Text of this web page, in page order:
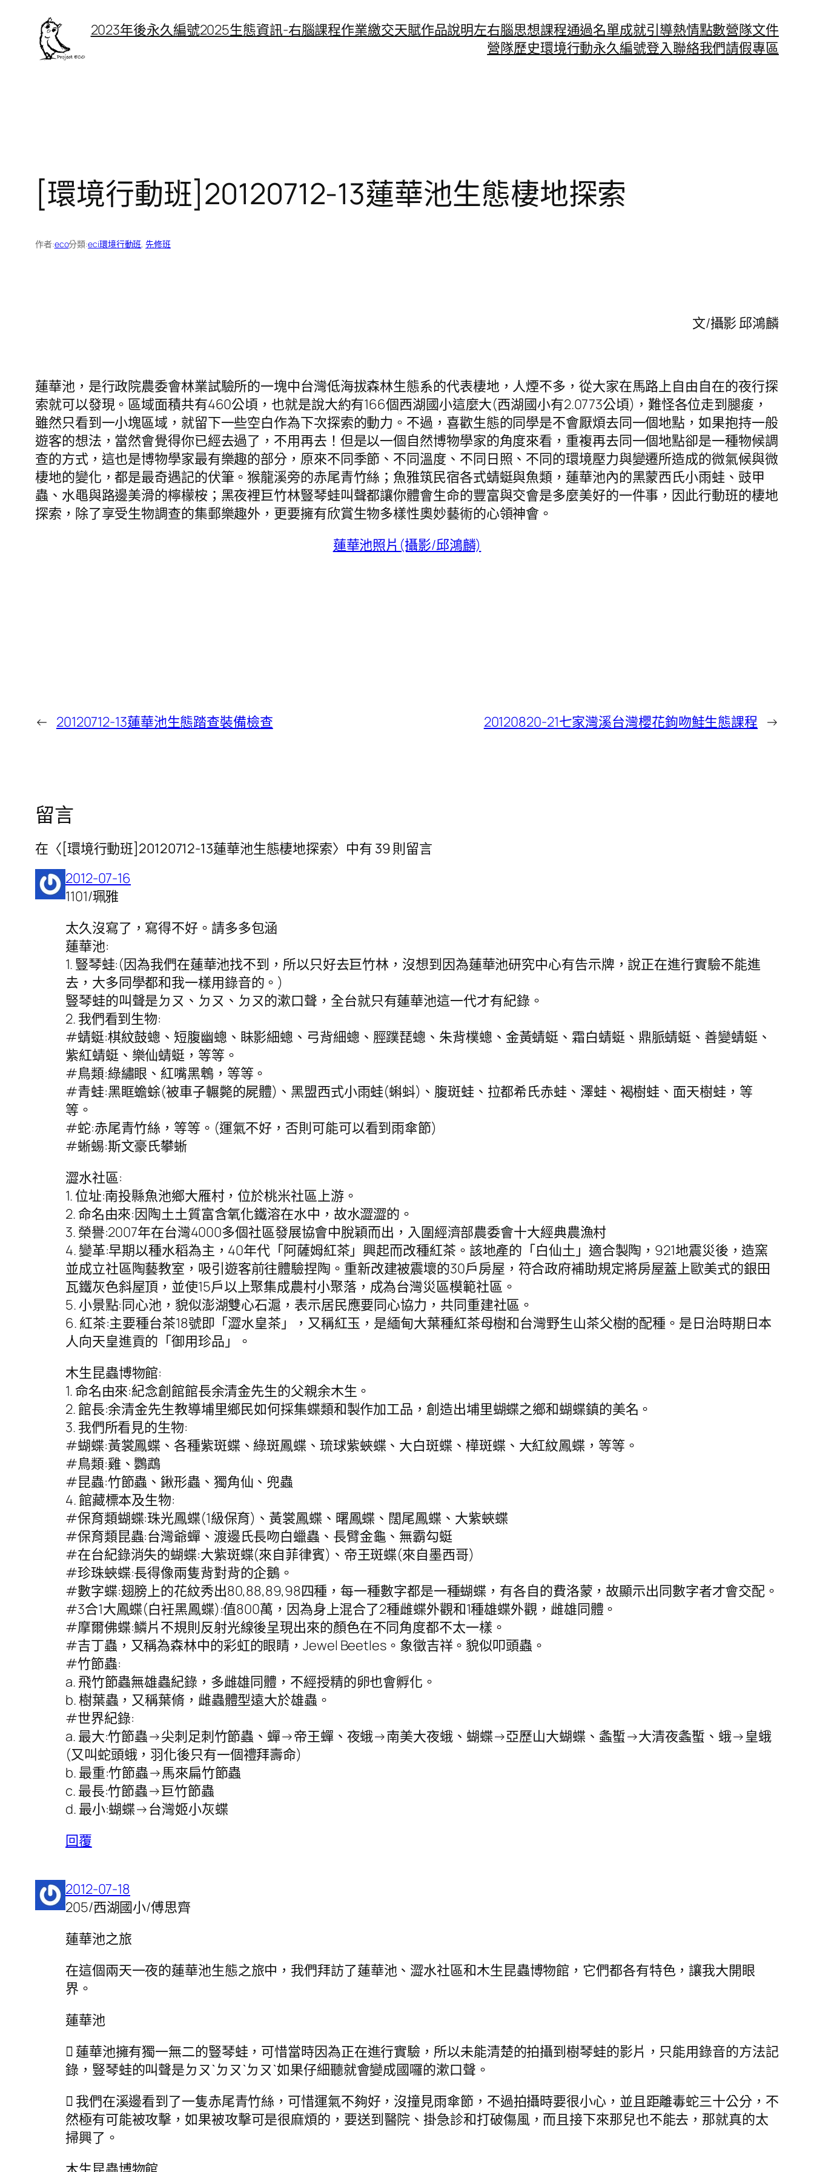
2023年後永久編號2025生態資訊-右腦課程作業繳交天賦作品說明左右腦思想課程通過名單成就引導熱情點數營隊文件
營隊歷史環境行動永久編號登入聯絡我們請假專區
[環境行動班]20120712-13蓮華池生態棲地探索
作者:eco分類:eci環境行動班, 先修班
文/攝影 邱鴻麟
蓮華池，是行政院農委會林業試驗所的一塊中台灣低海拔森林生態系的代表棲地，人煙不多，從大家在馬路上自由自在的夜行探
索就可以發現。區域面積共有460公頃，也就是說大約有166個西湖國小這麼大(西湖國小有2.0773公頃)，難怪各位走到腿痠，
雖然只看到一小塊區域，就留下一些空白作為下次探索的動力。不過，喜歡生態的同學是不會厭煩去同一個地點，如果抱持一般
遊客的想法，當然會覺得你已經去過了，不用再去！但是以一個自然博物學家的角度來看，重複再去同一個地點卻是一種物候調
查的方式，這也是博物學家最有樂趣的部分，原來不同季節、不同溫度、不同日照、不同的環境壓力與變遷所造成的微氣候與微
棲地的變化，都是最奇遇記的伏筆。猴龍溪旁的赤尾青竹絲；魚雅筑民宿各式蜻蜓與魚類，蓮華池內的黑蒙西氏小雨蛙、豉甲
蟲、水黽與路邊美滑的檸檬桉；黑夜裡巨竹林豎琴蛙叫聲都讓你體會生命的豐富與交會是多麼美好的一件事，因此行動班的棲地
探索，除了享受生物調查的集郵樂趣外，更要擁有欣賞生物多樣性奧妙藝術的心領神會。
蓮華池照片(攝影/邱鴻麟)
← 20120712-13蓮華池生態踏查裝備檢查 20120820-21七家灣溪台灣櫻花鉤吻鮭生態課程 →
留言
在〈[環境行動班]20120712-13蓮華池生態棲地探索〉中有 39 則留言
2012-07-16
1101/珮雅
太久沒寫了，寫得不好。請多多包涵
蓮華池:
1. 豎琴蛙:(因為我們在蓮華池找不到，所以只好去巨竹林，沒想到因為蓮華池研究中心有告示牌，說正在進行實驗不能進
去，大多同學都和我一樣用錄音的。)
豎琴蛙的叫聲是ㄉㄡ、ㄉㄡ、ㄉㄡ的漱口聲，全台就只有蓮華池這一代才有紀錄。
2. 我們看到生物:
#蜻蜓:棋紋鼓蟌、短腹幽蟌、眛影細蟌、弓背細蟌、脛蹼琵蟌、朱背樸蟌、金黃蜻蜓、霜白蜻蜓、鼎脈蜻蜓、善變蜻蜓、
紫紅蜻蜓、樂仙蜻蜓，等等。
#鳥類:綠繡眼、紅嘴黑鵯，等等。
#青蛙:黑眶蟾蜍(被車子輾斃的屍體)、黑盟西式小雨蛙(蝌蚪)、腹斑蛙、拉都希氏赤蛙、澤蛙、褐樹蛙、面天樹蛙，等
等。
#蛇:赤尾青竹絲，等等。(運氣不好，否則可能可以看到雨傘節)
#蜥蜴:斯文豪氏攀蜥
澀水社區:
1. 位址:南投縣魚池鄉大雁村，位於桃米社區上游。
2. 命名由來:因陶土土質富含氧化鐵溶在水中，故水澀澀的。
3. 榮譽:2007年在台灣4000多個社區發展協會中脫穎而出，入圍經濟部農委會十大經典農漁村
4. 變革:早期以種水稻為主，40年代「阿薩姆紅茶」興起而改種紅茶。該地產的「白仙土」適合製陶，921地震災後，造窯
並成立社區陶藝教室，吸引遊客前往體驗捏陶。重新改建被震壞的30戶房屋，符合政府補助規定將房屋蓋上歐美式的銀田
瓦鐵灰色斜屋頂，並使15戶以上聚集成農村小聚落，成為台灣災區模範社區。
5. 小景點:同心池，貌似澎湖雙心石滬，表示居民應要同心協力，共同重建社區。
6. 紅茶:主要種台茶18號即「澀水皇茶」，又稱紅玉，是緬甸大葉種紅茶母樹和台灣野生山茶父樹的配種。是日治時期日本
人向天皇進貢的「御用珍品」。
木生昆蟲博物館:
1. 命名由來:紀念創館館長余清金先生的父親余木生。
2. 館長:余清金先生教導埔里鄉民如何採集蝶類和製作加工品，創造出埔里蝴蝶之鄉和蝴蝶鎮的美名。
3. 我們所看見的生物:
#蝴蝶:黃裳鳳蝶、各種紫斑蝶、綠斑鳳蝶、琉球紫蛺蝶、大白斑蝶、樺斑蝶、大紅紋鳳蝶，等等。
#鳥類:雞、鸚鵡
#昆蟲:竹節蟲、鍬形蟲、獨角仙、兜蟲
4. 館藏標本及生物:
#保育類蝴蝶:珠光鳳蝶(1級保育)、黃裳鳳蝶、曙鳳蝶、闊尾鳳蝶、大紫蛺蝶
#保育類昆蟲:台灣爺蟬、渡邊氏長吻白蠟蟲、長臂金龜、無霸勾蜓
#在台紀錄消失的蝴蝶:大紫斑蝶(來自菲律賓)、帝王斑蝶(來自墨西哥)
#珍珠蛺蝶:長得像兩隻背對背的企鵝。
#數字蝶:翅膀上的花紋秀出80,88,89,98四種，每一種數字都是一種蝴蝶，有各自的費洛蒙，故顯示出同數字者才會交配。
#3合1大鳳蝶(白衽黑鳳蝶):值800萬，因為身上混合了2種雌蝶外觀和1種雄蝶外觀，雌雄同體。
#摩爾佛蝶:鱗片不規則反射光線後呈現出來的顏色在不同角度都不太一樣。
#吉丁蟲，又稱為森林中的彩虹的眼睛，Jewel Beetles。象徵吉祥。貌似叩頭蟲。
#竹節蟲:
a. 飛竹節蟲無雄蟲紀錄，多雌雄同體，不經授精的卵也會孵化。
b. 樹葉蟲，又稱葉脩，雌蟲體型遠大於雄蟲。
#世界紀錄:
a. 最大:竹節蟲→尖刺足刺竹節蟲、蟬→帝王蟬、夜蛾→南美大夜蛾、蝴蝶→亞歷山大蝴蝶、螽蟴→大清夜螽蟴、蛾→皇蛾
(又叫蛇頭蛾，羽化後只有一個禮拜壽命)
b. 最重:竹節蟲→馬來扁竹節蟲
c. 最長:竹節蟲→巨竹節蟲
d. 最小:蝴蝶→台灣姬小灰蝶
回覆
2012-07-18
205/西湖國小/傅思齊
蓮華池之旅
在這個兩天一夜的蓮華池生態之旅中，我們拜訪了蓮華池、澀水社區和木生昆蟲博物館，它們都各有特色，讓我大開眼
界。
蓮華池
 蓮華池擁有獨一無二的豎琴蛙，可惜當時因為正在進行實驗，所以未能清楚的拍攝到樹琴蛙的影片，只能用錄音的方法記
錄，豎琴蛙的叫聲是ㄉㄡˋㄉㄡˋㄉㄡˋ如果仔細聽就會變成國囉的漱口聲。
 我們在溪邊看到了一隻赤尾青竹絲，可惜運氣不夠好，沒撞見雨傘節，不過拍攝時要很小心，並且距離毒蛇三十公分，不
然極有可能被攻擊，如果被攻擊可是很麻煩的，要送到醫院、掛急診和打破傷風，而且接下來那兒也不能去，那就真的太
掃興了。